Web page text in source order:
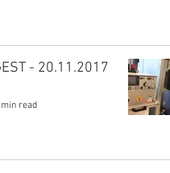
- 20.11.2017
min read